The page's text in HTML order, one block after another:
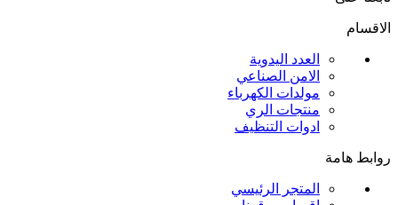
الاقسام
العدد اليدوية
الامن الصناعي
مولدات الكهرباء
منتجات الري
ادوات التنظيف
روابط هامة
المتجر الرئيسي